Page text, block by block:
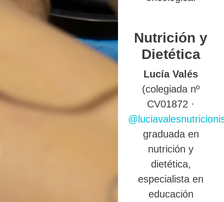
Nutrición y
Dietética
Lucía Valés
(colegiada nº
CV01872 ·
graduada en
nutrición y
dietética,
especialista en
educación